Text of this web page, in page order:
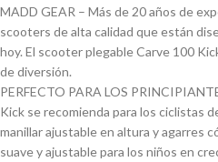
MADD GEAR – Más de 20 años de
scooters de alta calidad que están
hoy. El scooter plegable Carve 100
de diversión.
PERFECTO PARA LOS
Kick se recomienda para los ciclistas
manillar ajustable en altura y agarres
suave y ajustable para los niños en